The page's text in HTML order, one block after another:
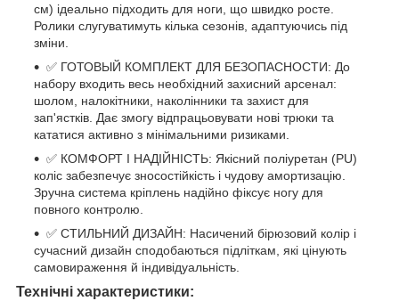
см) ідеально підходить для ноги, що швидко росте.
Ролики слугуватимуть кілька сезонів, адаптуючись під
зміни.
✅ ГОТОВЫЙ КОМПЛЕКТ ДЛЯ БЕЗОПАСНОСТИ: До
набору входить весь необхідний захисний арсенал:
шолом, налокітники, наколінники та захист для
зап'ястків. Дає змогу відпрацьовувати нові трюки та
кататися активно з мінімальними ризиками.
✅ КОМФОРТ І НАДІЙНІСТЬ: Якісний поліуретан (PU)
коліс забезпечує зносостійкість і чудову амортизацію.
Зручна система кріплень надійно фіксує ногу для
повного контролю.
✅ СТИЛЬНИЙ ДИЗАЙН: Насичений бірюзовий колір і
сучасний дизайн сподобаються підліткам, які цінують
самовираження й індивідуальність.
Технічні характеристики: